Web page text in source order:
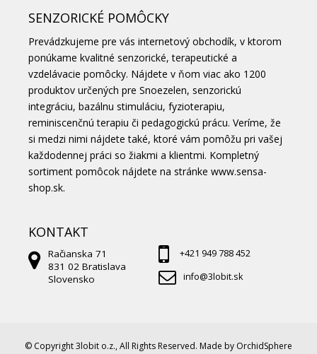
SENZORICKÉ POMÔCKY
Prevádzkujeme pre vás internetový obchodík, v ktorom
ponúkame kvalitné senzorické, terapeutické a
vzdelávacie pomôcky. Nájdete v ňom viac ako 1200
produktov určených pre Snoezelen, senzorickú
integráciu, bazálnu stimuláciu, fyzioterapiu,
reminiscenčnú terapiu či pedagogickú prácu. Veríme, že
si medzi nimi nájdete také, ktoré vám pomôžu pri vašej
každodennej práci so žiakmi a klientmi. Kompletný
sortiment pomôcok nájdete na stránke www.sensa-
shop.sk.
KONTAKT
Račianska 71
831 02 Bratislava
Slovensko
+421 949 788 452
info@3lobit.sk
© Copyright 3lobit o.z., All Rights Reserved. Made by OrchidSphere